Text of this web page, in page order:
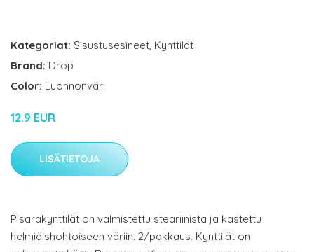
Kategoriat: Sisustusesineet, Kynttilät
Brand: Drop
Color: Luonnonväri
12.9 EUR
LISÄTIETOJA
Pisarakynttilät on valmistettu steariinista ja kastettu
helmiäishohtoiseen väriin. 2/pakkaus. Kynttilät on